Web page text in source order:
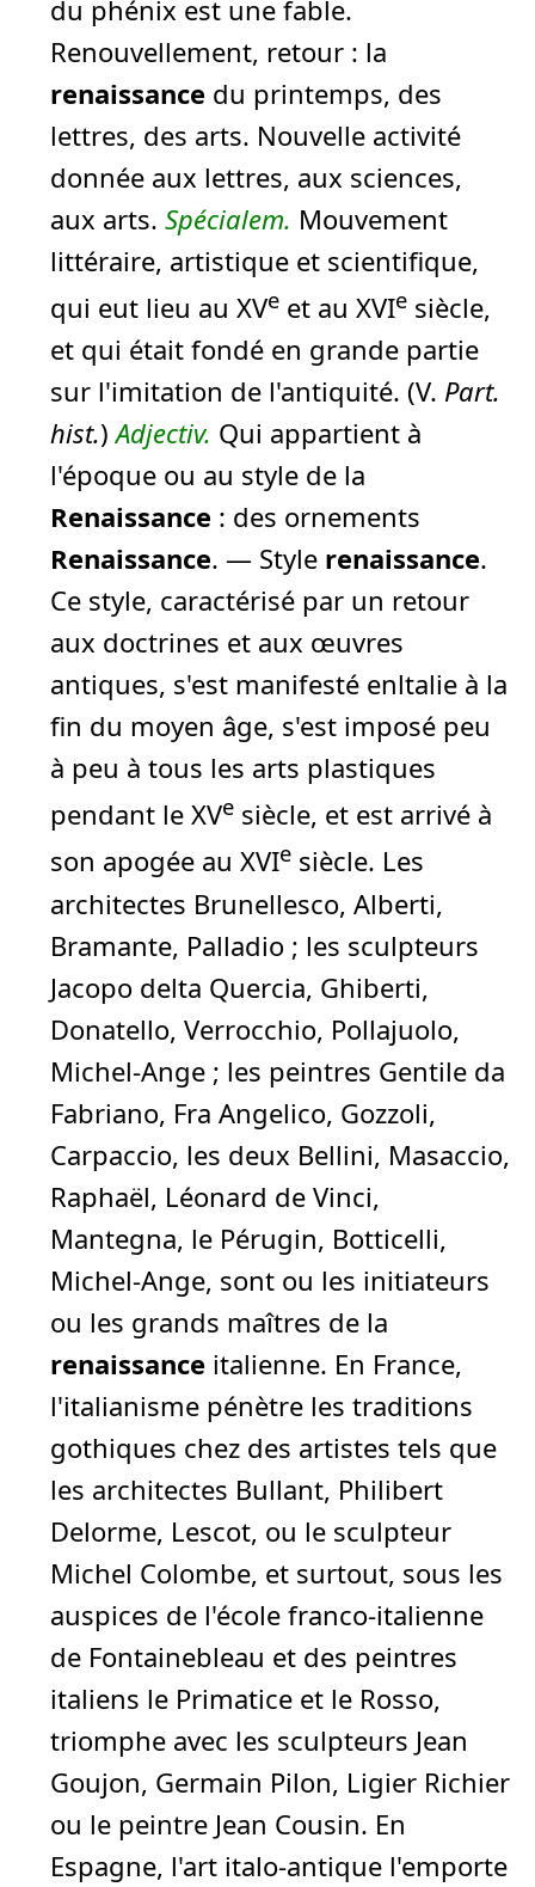
du phénix est une fable.
Renouvellement, retour : la
renaissance du printemps, des
lettres, des arts. Nouvelle activité
donnée aux lettres, aux sciences,
aux arts. Spécialem. Mouvement
littéraire, artistique et scientifique,
qui eut lieu au XVe et au XVIe siècle,
et qui était fondé en grande partie
sur l'imitation de l'antiquité. (V. Part.
hist.)Adjectiv. Qui appartient à
l'époque ou au style de la
Renaissance : des ornements
Renaissance. — Style renaissance.
Ce style, caractérisé par un retour
aux doctrines et aux œuvres
antiques, s'est manifesté enltalie à la
fin du moyen âge, s'est imposé peu
à peu à tous les arts plastiques
pendant le XVe siècle, et est arrivé à
son apogée au XVIe siècle. Les
architectes Brunellesco, Alberti,
Bramante, Palladio ; les sculpteurs
Jacopo delta Quercia, Ghiberti,
Donatello, Verrocchio, Pollajuolo,
Michel-Ange ; les peintres Gentile da
Fabriano, Fra Angelico, Gozzoli,
Carpaccio, les deux Bellini, Masaccio,
Raphaël, Léonard de Vinci,
Mantegna, le Pérugin, Botticelli,
Michel-Ange, sont ou les initiateurs
ou les grands maîtres de la
renaissance italienne. En France,
l'italianisme pénètre les traditions
gothiques chez des artistes tels que
les architectes Bullant, Philibert
Delorme, Lescot, ou le sculpteur
Michel Colombe, et surtout, sous les
auspices de l'école franco-italienne
de Fontainebleau et des peintres
italiens le Primatice et le Rosso,
triomphe avec les sculpteurs Jean
Goujon, Germain Pilon, Ligier Richier
ou le peintre Jean Cousin. En
Espagne, l'art italo-antique l'emporte